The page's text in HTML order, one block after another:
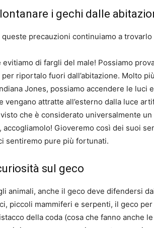
i gechi dalle
precauzioni continuiamo a
evitiamo di fargli del male! Possiamo
riportalo fuori dall’abitazione. Molto
Jones, possiamo accendere le
vengano attratte all’esterno dalla luce
che è considerato universalmente
accogliamolo! Gioveremo così dei suoi
sentiremo pure più fortunati.
sul geco
animali, anche il geco deve difendersi
piccoli mammiferi e serpenti, il geco
della coda (cosa che fanno anche